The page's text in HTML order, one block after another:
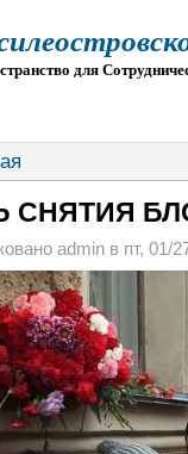
для
СНЯТИЯ
admin в пт, 01/